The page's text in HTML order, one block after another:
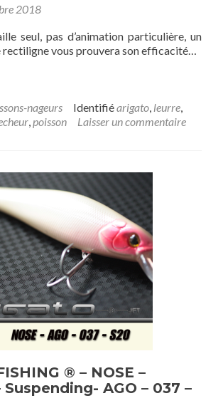
2018
seul, pas d’animation particulière, un
rectiligne vous prouvera son efficacité…
nageurs Identifiéarigato, leurre,
,poisson Laisser un commentaire
® – NOSE –
AGO – 037 –